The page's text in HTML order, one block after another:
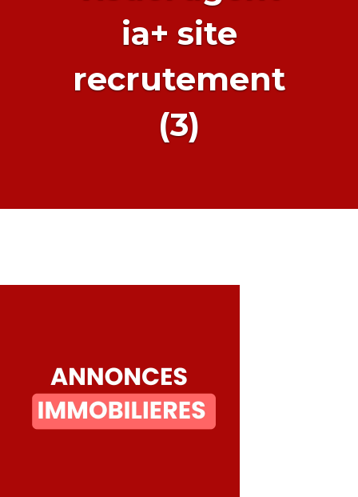
ia+ site
recrutement
(3)